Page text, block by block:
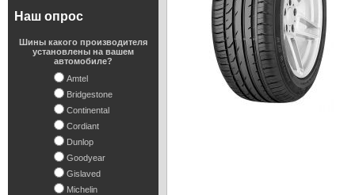
Наш опрос
Шины какого производителя
установлены на вашем
автомобиле?
Amtel
Bridgestone
Continental
Cordiant
Dunlop
Goodyear
Gislaved
Michelin